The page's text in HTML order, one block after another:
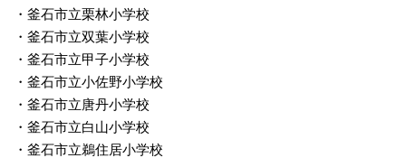
・釜石市立栗林小学校
・釜石市立双葉小学校
・釜石市立甲子小学校
・釜石市立小佐野小学校
・釜石市立唐丹小学校
・釜石市立白山小学校
・釜石市立鵜住居小学校